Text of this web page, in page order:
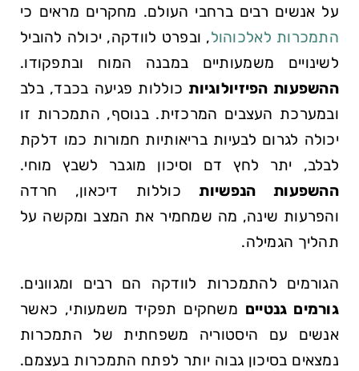
על אנשים רבים ברחבי העולם. מחקרים מראים כי
התמכרות לאלכוהול, ובפרט לוודקה, יכולה להוביל
לשינויים משמעותיים במבנה המוח ובתפקודו.
ההשפעות הפיזיולוגיותכוללות פגיעה בכבד, בלב
ובמערכת העצבים המרכזית. בנוסף, התמכרות זו
יכולה לגרום לבעיות בריאותיות חמורות כמו⁤ דלקת
לבלב, יתר לחץ דם וסיכון מוגבר לשבץ מוחי.
ההשפעות הנפשיותכוללות דיכאון, חרדה
והפרעות שינה, מה שמחמיר את המצב ומקשה על
תהליך הגמילה.
הגורמים להתמכרות לוודקה הם רבים ומגוונים.
גורמים גנטיים משחקים תפקיד משמעותי,‍ כאשר
אנשים עם היסטוריה משפחתית של התמכרות
נמצאים ​בסיכון גבוה יותר⁤ לפתח התמכרות בעצמם.